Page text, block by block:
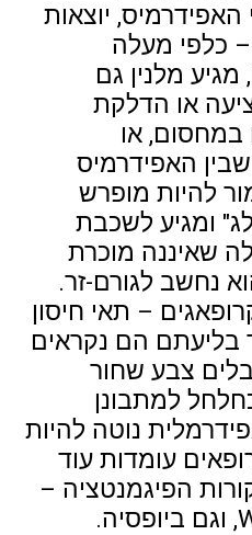
יוצאות
– כלפי מעלה
מגיע מלנין גם
או הדלקת
במחסום, או
האפידרמיס
להיות מופרש
ומגיע לשכבת
שאיננה מוכרת
נחשב לגורם-זר.
– תאי חיסון
בליעתם הם נקראים
צבע שחור
למתבונן
נוטה להיות
עומדות עוד
הפיגמנטציה –